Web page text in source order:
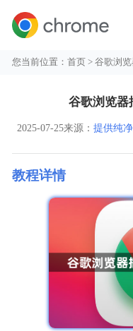
您当前位置：首页 > 谷歌浏
谷歌浏览器
2025-07-25来源： 提供纯
教程详情